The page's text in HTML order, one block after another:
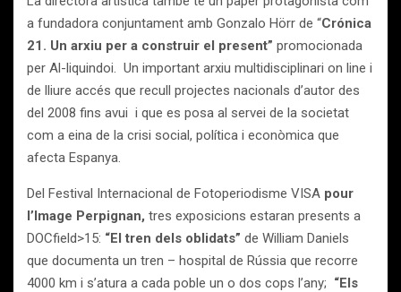
a fundadora conjuntament amb Gonzalo Hörr de “Crónica
21. Un arxiu per a construir el present” promocionada
per Al-liquindoi. Un important arxiu multidisciplinari on line i
de lliure accés que recull projectes nacionals d’autor des
del 2008 fins avui i que es posa al servei de la societat
com a eina de la crisi social, política i econòmica que
afecta Espanya.
Del Festival Internacional de Fotoperiodisme VISA pour
l’Image Perpignan, tres exposicions estaran presents a
DOCfield>15: “El tren dels oblidats” de William Daniels
que documenta un tren – hospital de Rússia que recorre
4000 km i s’atura a cada poble un o dos cops l’any; “Els